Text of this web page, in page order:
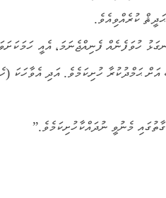
ކުރެއްވިއެވެ.
ހުވަފެނެއް ފެނިއްޖެނަމަ، އެއީ
އަށް ޙަމްދުކުރާ ހުށިކަމެވެ. އަދި އެވާހަކަ
މެނުވީ ނުދައްކާހުށިކަމެވެ.”